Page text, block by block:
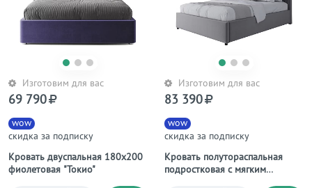
Изготовим для вас
Кровать двуспальная 180х200
фиолетовая "Токио"
wow
скидка за подписку
69 790
Изготовим для вас
Кровать полутораспальная
подростковая с мягким
wow
скидка за подписку
83 390